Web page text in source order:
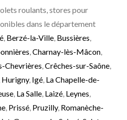
roulants, stores pour
dans le département
, Berzé-la-Ville, Bussières
Charnay-lès-Mâcon,
Chevrières Crêches-sur-Saône,
Hurigny, Igé, La Chapelle-de-
, La Salle, Laizé, Leynes
, Prissé, Pruzilly, Romanèche-